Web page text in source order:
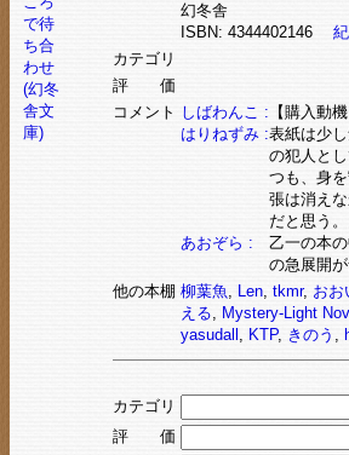
幻冬舎
ISBN: 4344402146
カテゴリ
評 価
コメント しばわんこ : 【購入動
はりねずみ :表紙は少
の犯人と
つも、身
張は消え
だと思う
あおぞら :
乙一の本
の急展開
他の本棚 柳葉魚, Len, tkmr, おお
える, Mystery-Light
yasudall , KTP, きのう ,
カテゴリ
評 価